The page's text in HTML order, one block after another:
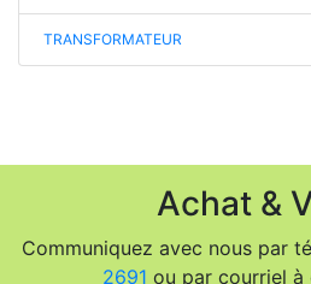
TRANSFORMATEUR
Achat &
Communiquez avec nous par
2691 ou par courriel à